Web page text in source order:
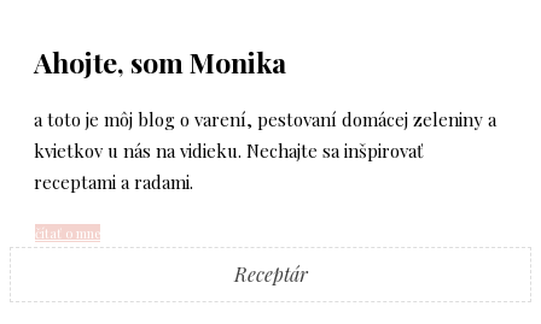
Ahojte, som Monika
a toto je môj blog o varení, pestovaní domácej zeleniny a
kvietkov u nás na vidieku. Nechajte sa inšpirovať
receptami a radami.
čítať o mne
Receptár